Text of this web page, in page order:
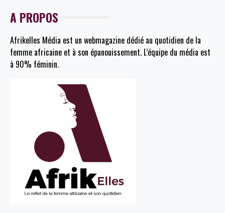
A PROPOS
Afrikelles Média est un webmagazine dédié au quotidien de la
femme africaine et à son épanouissement. L’équipe du média est
à 90% féminin.